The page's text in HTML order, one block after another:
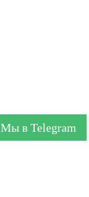
Мы в Telegram